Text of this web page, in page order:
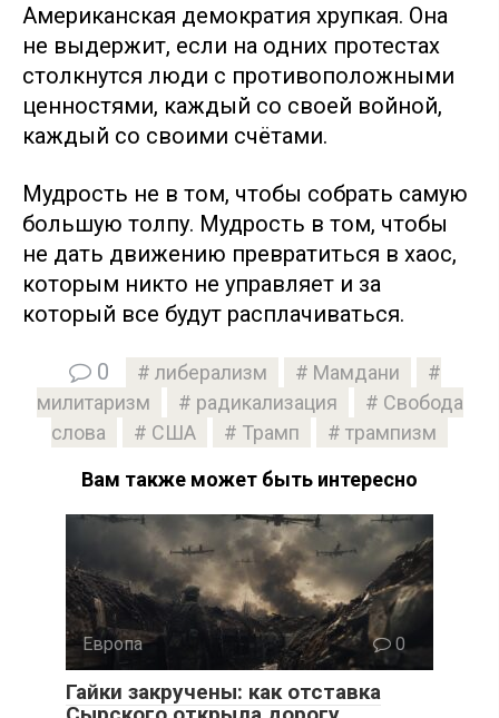
Американская демократия хрупкая. Она
не выдержит, если на одних протестах
столкнутся люди с противоположными
ценностями, каждый со своей войной,
каждый со своими счётами.
Мудрость не в том, чтобы собрать самую
большую толпу. Мудрость в том, чтобы
не дать движению превратиться в хаос,
которым никто не управляет и за
который все будут расплачиваться.
0 либерализм
Мамдани
милитаризм
радикализация
Свобода
слова
США Трамп
трампизм
Вам также может быть интересно
Европа 0
Гайки закручены: как отставка